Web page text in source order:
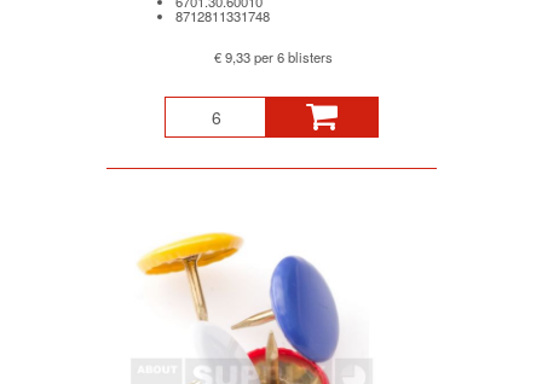
8712811331748
€ 9,33 per 6 blisters